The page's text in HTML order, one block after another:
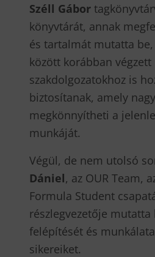
Széll Gábor
könyvtárát, annak
és tartalmát mutatta
között korábban
szakdolgozatokhoz is
biztosítanak, amely
megkönnyítheti a
munkáját.
Végül, de nem utolsó
Dániel, az OUR Team,
Formula Student
részlegvezetője mutatta
felépítését és
sikereiket.